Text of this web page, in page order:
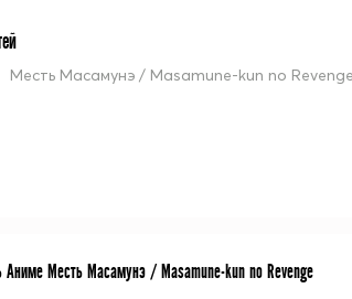
Месть Масамунэ / Masamune-kun no Revenge
Аниме Месть Масамунэ / Masamune-kun no Revenge